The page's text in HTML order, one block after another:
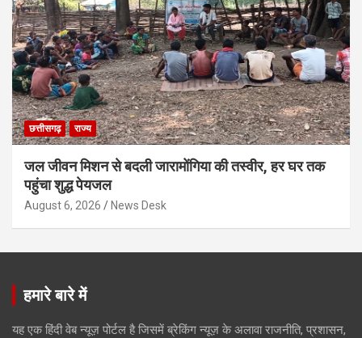
छत्तीसगढ़ राज्य
जल जीवन मिशन से बदली जारामोंगिया की तस्वीर, हर घर तक
पहुंचा शुद्ध पेयजल
August 6, 2026 News Desk
हमारे बारे में
यह एक हिंदी वेब न्यूज़ पोर्टल है जिसमें ब्रेकिंग न्यूज़ के अलावा राजनीति, प्रशासन,